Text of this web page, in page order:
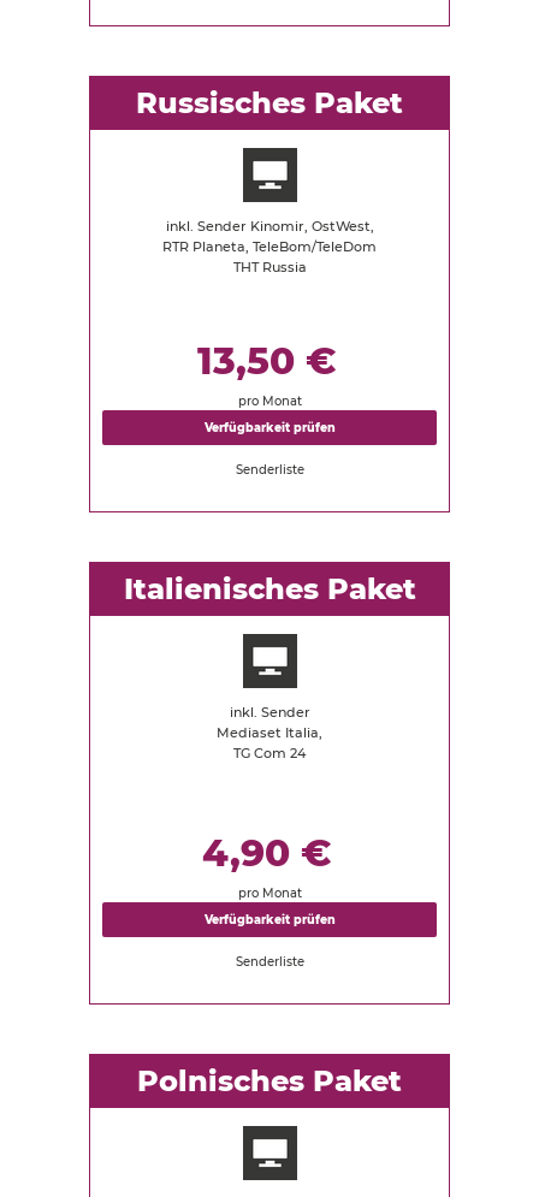
Russisches Paket
inkl. Sender Kinomir, OstWest,
RTR Planeta, TeleBom/TeleDom
THT Russia
13,50 €
pro Monat
Verfügbarkeit prüfen
Senderliste
Italienisches Paket
inkl. Sender
Mediaset Italia,
TG Com 24
4,90 €
pro Monat
Verfügbarkeit prüfen
Senderliste
Polnisches Paket